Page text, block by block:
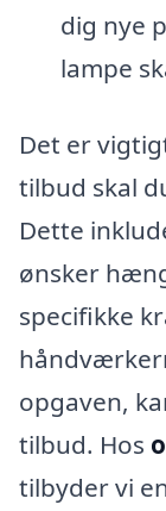
dig nye
lampe
Det er
tilbud skal
Dette
ønsker
specifikke
opgaven,
tilbud. Hos
tilbyder vi